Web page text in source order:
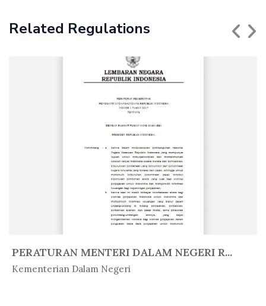
Related Regulations
PERATURAN MENTERI DALAM NEGERI R...
Kementerian Dalam Negeri
In Peratur...